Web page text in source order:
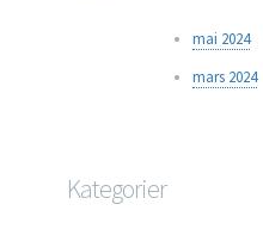
mai 2024
mars 2024
Kategorier